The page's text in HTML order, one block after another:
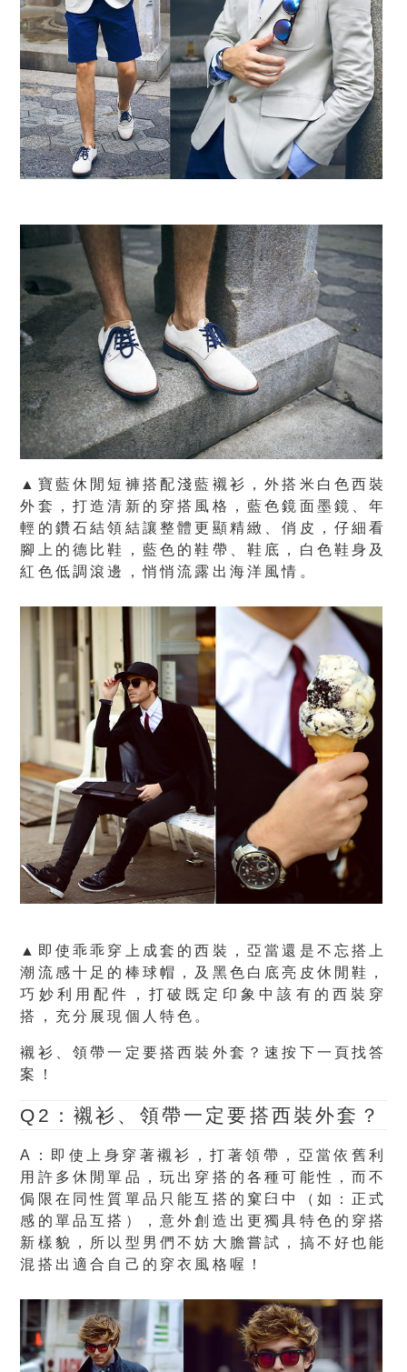
▲寶藍休閒短褲搭配淺藍襯衫，外搭米白色西裝
外套，打造清新的穿搭風格，藍色鏡面墨鏡、年
輕的鑽石結領結讓整體更顯精緻、俏皮，仔細看
腳上的德比鞋，藍色的鞋帶、鞋底，白色鞋身及
紅色低調滾邊，悄悄流露出海洋風情。
▲即使乖乖穿上成套的西裝，亞當還是不忘搭上
潮流感十足的棒球帽，及黑色白底亮皮休閒鞋，
巧妙利用配件，打破既定印象中該有的西裝穿
搭，充分展現個人特色。
襯衫、領帶一定要搭西裝外套？速按下一頁找答
案！
Q2：襯衫、領帶一定要搭西裝外套？
A：即使上身穿著襯衫，打著領帶，亞當依舊利
用許多休閒單品，玩出穿搭的各種可能性，而不
侷限在同性質單品只能互搭的窠臼中（如：正式
感的單品互搭），意外創造出更獨具特色的穿搭
新樣貌，所以型男們不妨大膽嘗試，搞不好也能
混搭出適合自己的穿衣風格喔！